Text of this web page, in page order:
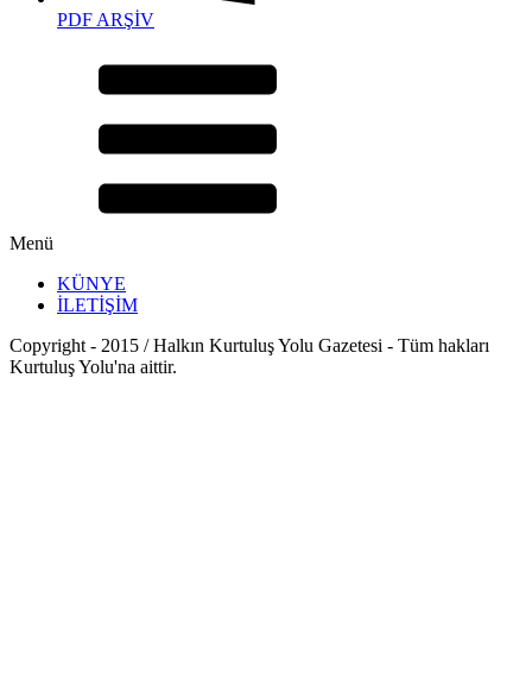
PDF ARŞİV
Menü
KÜNYE
İLETİŞİM
Copyright - 2015 / Halkın Kurtuluş Yolu Gazetesi - Tüm hakları
Kurtuluş Yolu'na aittir.